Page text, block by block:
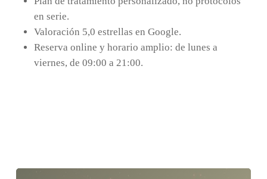
en serie.
Valoración 5,0 estrellas en Google.
Reserva online y horario amplio: de lunes a
viernes, de 09:00 a 21:00.